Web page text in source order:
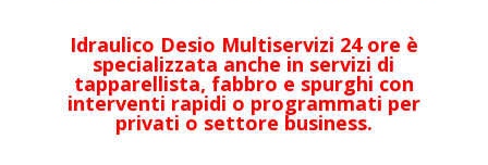
Idraulico Desio Multiservizi 24 ore è
specializzata anche in servizi di
tapparellista, fabbro e spurghi con
interventi rapidi o programmati per
privati o settore business.